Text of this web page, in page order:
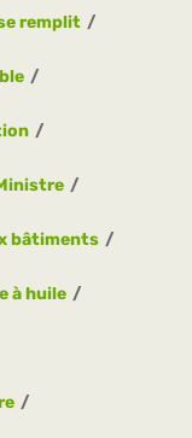
remplit
bâtiments
à huile